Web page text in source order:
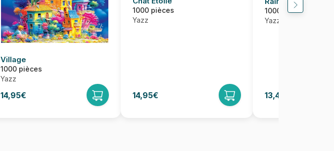
Village
1000 pièces
Yazz
14,95€
1000 pièces
Yazz
14,95€
1000 pièces
Yazz
13,46€